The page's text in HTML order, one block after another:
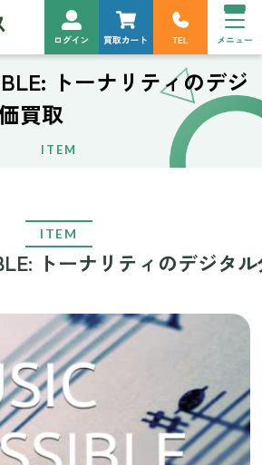
トーナリティのデジ
買取
ITEM
ITEM
トーナリティのデジタ